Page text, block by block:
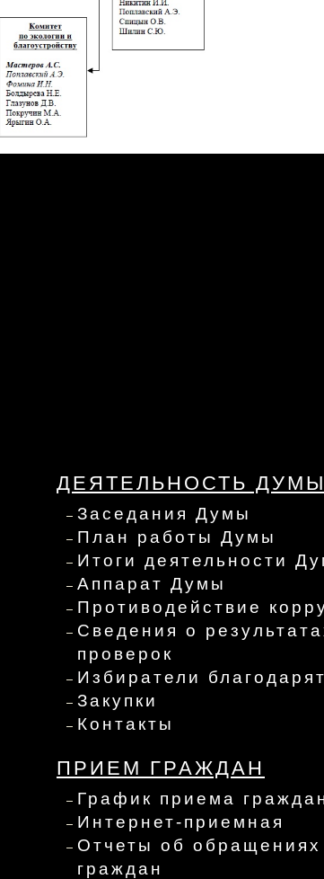
ДЕЯТЕЛЬНОСТЬ ДУМЫ
Заседания Думы
План работы Думы
Итоги деятельности
Аппарат Думы
Противодействие
Сведения о
проверок
Избиратели благодарят
Закупки
Контакты
ПРИЕМ ГРАЖДАН
График приема
Интернет-приемная
Отчеты об обращениях
граждан